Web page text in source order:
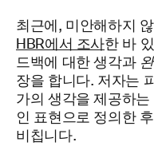
최근에, 미안해하지
HBR에서 조사한 바
드백에 대한 생각과
장을 합니다. 저자는
가의 생각을 제공하
인 표현으로 정의한
비칩니다.